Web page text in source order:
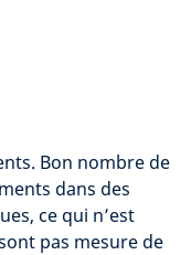
Bon nombre de
dans des
ce qui n’est
pas mesure de